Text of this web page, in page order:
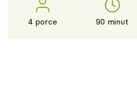
4 porce 90 minut